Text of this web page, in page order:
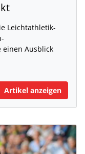
Leichtathletik-
Ausblick
Artikel anzeigen